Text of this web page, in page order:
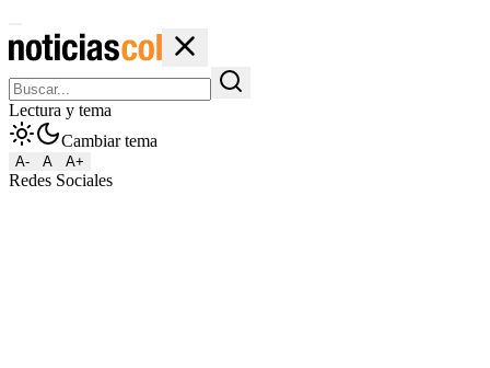
Lectura y tema
Cambiar tema
A- A A+
Redes Sociales